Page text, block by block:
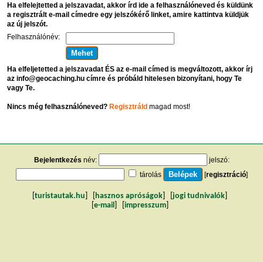
Ha elfelejtetted a jelszavadat, akkor írd ide a felhasználóneved és küldünk
a regisztrált e-mail címedre egy jelszókérő linket, amire kattintva küldjük
az új jelszót.
Felhasználónév:
Ha elfeljetetted a jelszavadat ÉS az e-mail címed is megváltozott, akkor írj
az info@geocaching.hu címre és próbáld hitelesen bizonyítani, hogy Te
vagy Te.
Nincs még felhasználóneved? Regisztráldmagad most!
Bejelentkezés név:
jelszó:
tárolás
[regisztráció]
turistautak.hu hasznos apróságok jogi tudnivalók
e-mail impresszum]